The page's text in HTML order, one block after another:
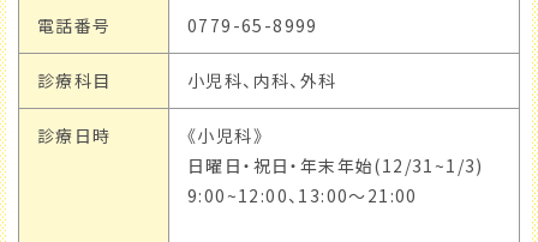
電話番号 0779-65-8999
診療科目 小児科、内科、外科
診療日時
《小児科》
日曜日・祝日・年末年始(12/31~1/3)
9:00~12:00、13:00～21:00